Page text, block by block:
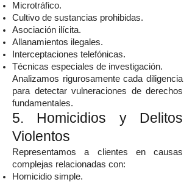
Microtráfico.
Cultivo de sustancias prohibidas.
Asociación ilícita.
Allanamientos ilegales.
Interceptaciones telefónicas.
Técnicas especiales de investigación.
Analizamos rigurosamente cada diligencia
para detectar vulneraciones de derechos
fundamentales.
5. Homicidios y Delitos
Violentos
Representamos a clientes en causas
complejas relacionadas con:
Homicidio simple.